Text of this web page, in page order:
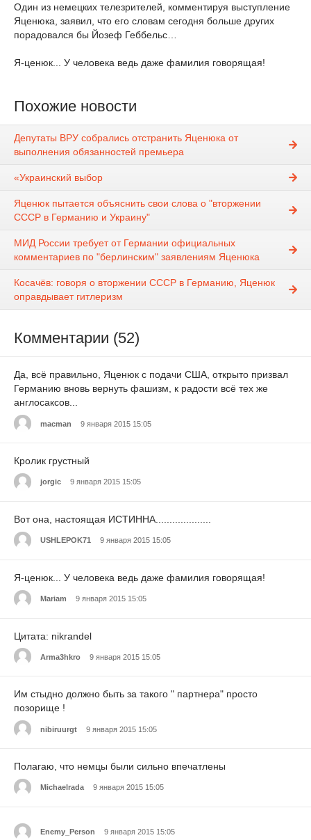
Один из немецких телезрителей, комментируя выступление
Яценюка, заявил, что его словам сегодня больше других
порадовался бы Йозеф Геббельс…
Я-ценюк... У человека ведь даже фамилия говорящая!
Похожие новости
Депутаты ВРУ собрались отстранить Яценюка от
выполнения обязанностей премьера
«Украинский выбор
Яценюк пытается объяснить свои слова о "вторжении
СССР в Германию и Украину"
МИД России требует от Германии официальных
комментариев по "берлинским" заявлениям Яценюка
Косачёв: говоря о вторжении СССР в Германию, Яценюк
оправдывает гитлеризм
Комментарии (52)
Да, всё правильно, Яценюк с подачи США, открыто призвал
Германию вновь вернуть фашизм, к радости всё тех же
англосаксов...
macman 9 января 2015 15:05
Кролик грустный
jorgic 9 января 2015 15:05
Вот она, настоящая ИСТИННА....................
USHLEPOK71 9 января 2015 15:05
Я-ценюк... У человека ведь даже фамилия говорящая!
Mariam 9 января 2015 15:05
Цитата: nikrandel
Arma3hkro 9 января 2015 15:05
Им стыдно должно быть за такого " партнера" просто
позорище !
nibiruurgt 9 января 2015 15:05
Полагаю, что немцы были сильно впечатлены
Michaelrada 9 января 2015 15:05
Enemy_Person 9 января 2015 15:05